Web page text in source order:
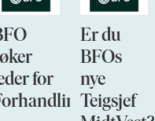
for
Er du
BFOs
nye
Teigsjef